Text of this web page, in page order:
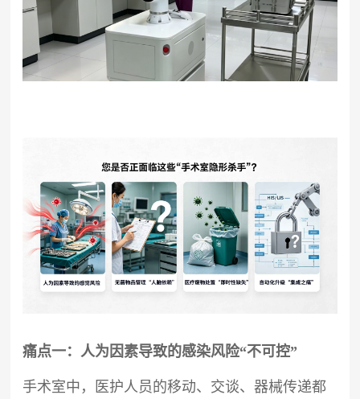
痛点一：人为因素导致的感染风险“不可控”
手术室中，医护人员的移动、交谈、器械传递都